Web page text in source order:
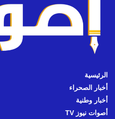
الرئيسية
أخبار الصحراء
أخبار وطنية
أصوات نيوز TV